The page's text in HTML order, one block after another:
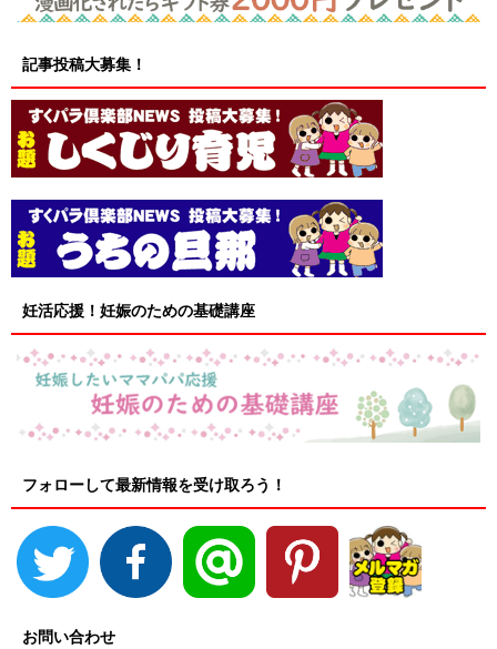
記事投稿大募集！
妊活応援！妊娠のための基礎講座
フォローして最新情報を受け取ろう！
お問い合わせ